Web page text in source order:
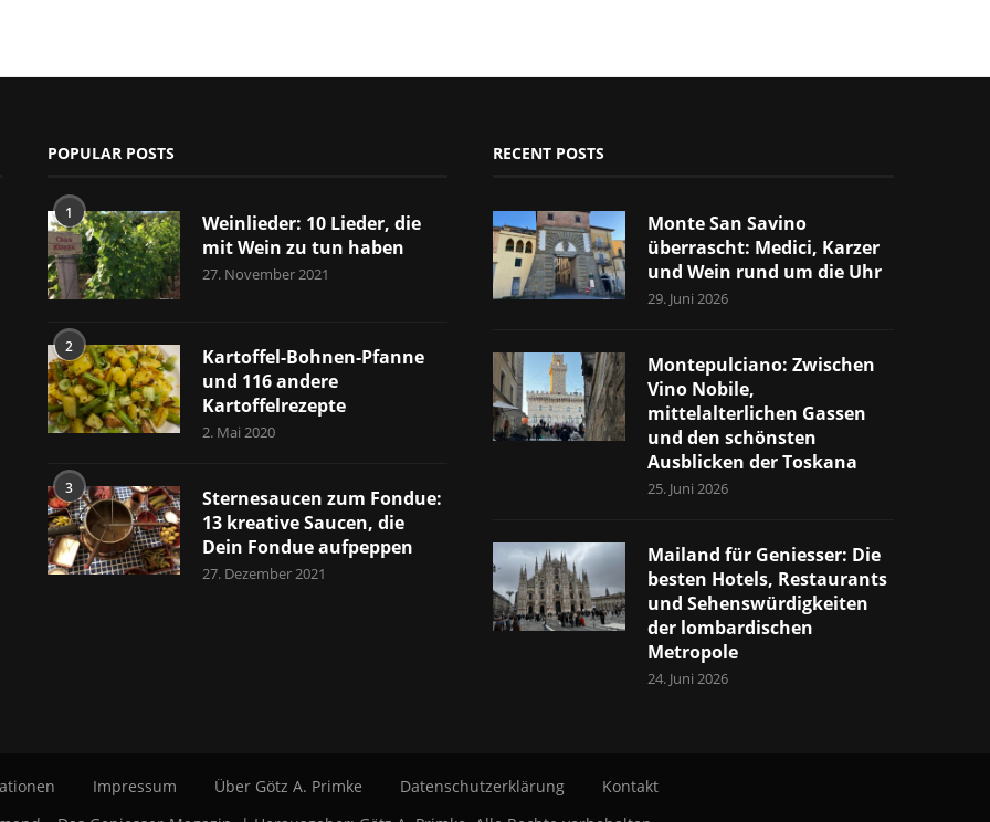
POPULAR POSTS
1
Weinlieder: 10 Lieder, die
mit Wein zu tun haben
27. November 2021
2
Kartoffel-Bohnen-Pfanne
und 116 andere
Kartoffelrezepte
2. Mai 2020
3
Sternesaucen zum Fondue:
13 kreative Saucen, die
Dein Fondue aufpeppen
27. Dezember 2021
RECENT POSTS
Monte San Savino
überrascht: Medici, Karzer
und Wein rund um die Uhr
29. Juni 2026
Montepulciano: Zwischen
Vino Nobile,
mittelalterlichen Gassen
und den schönsten
Ausblicken der Toskana
25. Juni 2026
Mailand für Geniesser: Die
besten Hotels, Restaurants
und Sehenswürdigkeiten
der lombardischen
Metropole
24. Juni 2026
Impressum Über Götz A. Primke Datenschutzerklärung
Kontakt